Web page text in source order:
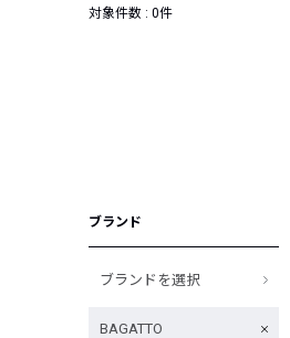
編集部のおすすめアイテム
対象件数 : 0件
ブランド
ブランドを選択
BAGATTO